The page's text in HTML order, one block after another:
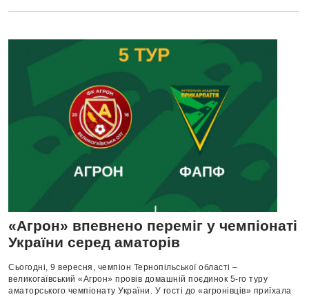
«Агрон» впевнено переміг у чемпіонаті
України серед аматорів
Сьогодні, 9 вересня, чемпіон Тернопільської області –
великогаївський «Агрон» провів домашній поєдинок 5-го туру
аматорського чемпіонату України. У гості до «агронівців» приїхала